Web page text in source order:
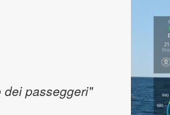
passeggeri"